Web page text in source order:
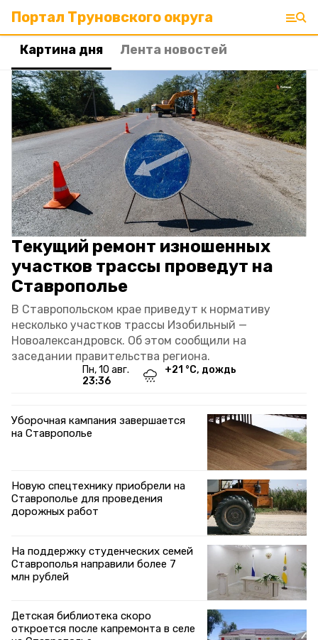
Портал Труновского округа
Картина дня Лента новостей
Текущий ремонт изношенных
участков трассы проведут на
Ставрополье
В Ставропольском крае приведут к нормативу
несколько участков трассы Изобильный —
Новоалександровск. Об этом сообщили на
заседании правительства региона.
пн, 10 авг.
23:36
+21 °С, дождь
Уборочная кампания завершается
на Ставрополье
Новую спецтехнику приобрели на
Ставрополье для проведения
дорожных работ
На поддержку студенческих семей
Ставрополья направили более 7
млн рублей
Детская библиотека скоро
откроется после капремонта в селе